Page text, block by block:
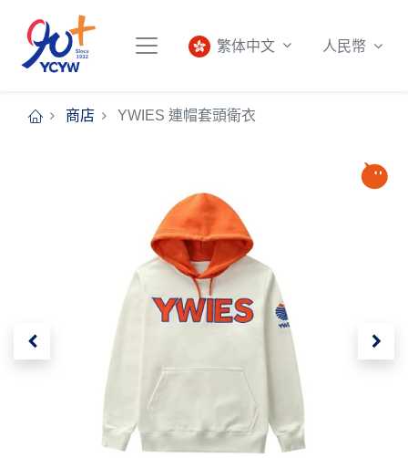
繁体中文 人民幣
商店 YWIES 連帽套頭衛衣